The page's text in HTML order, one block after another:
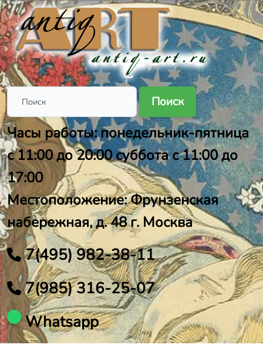
Поиск
Часы работы: понедельник-пятница
с 11:00 до 20:00 суббота с 11:00 до
17:00
Местоположение: Фрунзенская
набережная, д. 48 г. Москва
7(495) 982-38-11
7(985) 316-25-07
Whatsapp